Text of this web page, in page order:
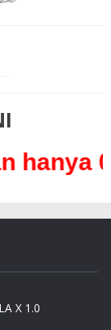
/
X 1.0